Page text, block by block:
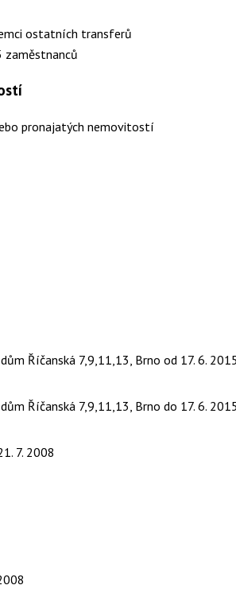
ostatních transferů
zaměstnanců
pronajatých nemovitostí
Říčanská 7,9,11,13, Brno od 17. 6. 2015
Říčanská 7,9,11,13, Brno do 17. 6. 2015
7. 2008